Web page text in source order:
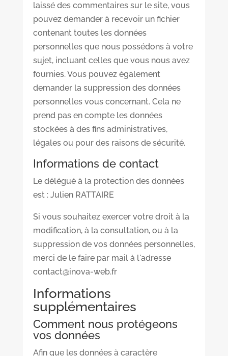
laissé des commentaires sur le site, vous
pouvez demander à recevoir un fichier
contenant toutes les données
personnelles que nous possédons à votre
sujet, incluant celles que vous nous avez
fournies. Vous pouvez également
demander la suppression des données
personnelles vous concernant. Cela ne
prend pas en compte les données
stockées à des fins administratives,
légales ou pour des raisons de sécurité.
Informations de contact
Le délégué à la protection des données
est : Julien RATTAIRE
Si vous souhaitez exercer votre droit à la
modification, à la consultation, ou à la
suppression de vos données personnelles,
merci de le faire par mail à l'adresse
contact@inova-web.fr
Informations
supplémentaires
Comment nous protégeons
vos données
Afin que les données à caractère